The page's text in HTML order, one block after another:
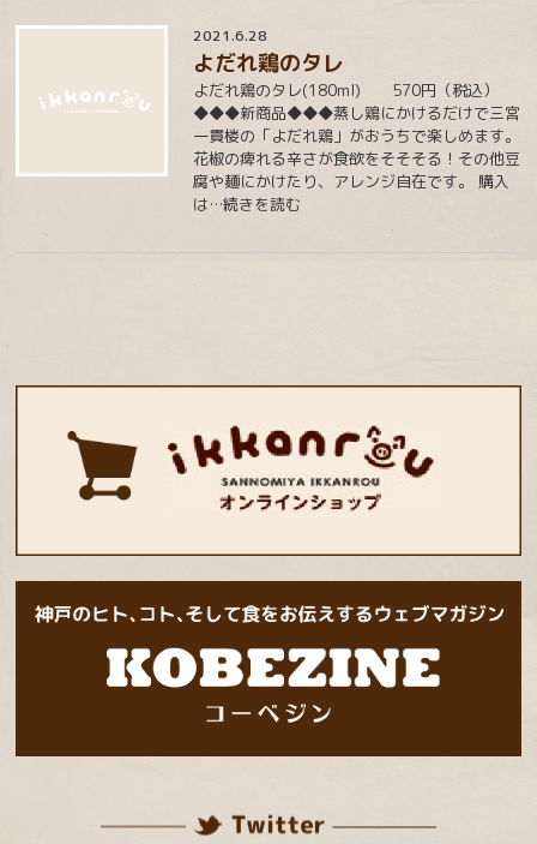
2021.6.28
よだれ鶏のタレ
よだれ鶏のタレ(180ml) 570円（税込）
◆◆◆新商品◆◆◆蒸し鶏にかけるだけで三宮
一貫楼の「よだれ鶏」がおうちで楽しめます。
花椒の痺れる辛さが食欲をそそそる！その他豆
腐や麺にかけたり、アレンジ自在です。 購入
は…続きを読む